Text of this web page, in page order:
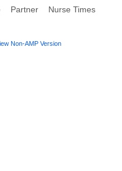
Partner Nurse Times
Non-AMP Version